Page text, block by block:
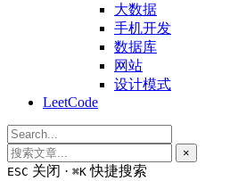
大数据
手机开发
数据库
网站
设计模式
LeetCode
×
ESC 关闭 · ⌘K 快捷搜索